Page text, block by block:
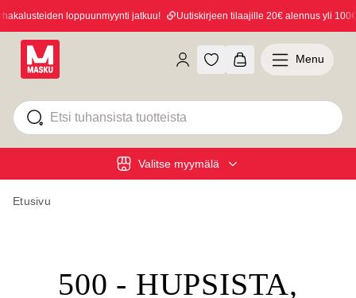
loppuunmyynti jatkuu! Uutiskirjeen tilaajille 20€ alennus yli 100€
Valitse myymälä
Menu
Etusivu
500 - HUPSISTA,